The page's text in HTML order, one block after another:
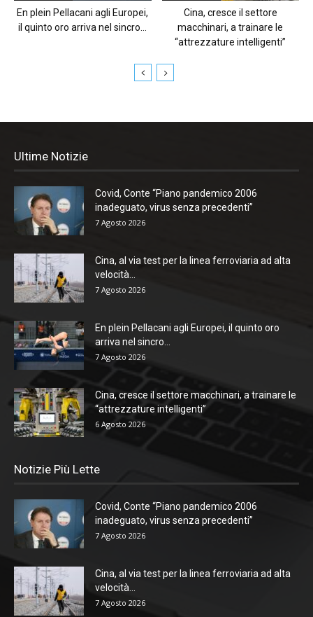
En plein Pellacani agli Europei,
il quinto oro arriva nel sincro...
Cina, cresce il settore
macchinari, a trainare le
“attrezzature intelligenti”
Ultime Notizie
Covid, Conte “Piano pandemico 2006
inadeguato, virus senza precedenti”
7 Agosto 2026
Cina, al via test per la linea ferroviaria ad alta
velocità...
7 Agosto 2026
En plein Pellacani agli Europei, il quinto oro
arriva nel sincro...
7 Agosto 2026
Cina, cresce il settore macchinari, a trainare le
“attrezzature intelligenti”
6 Agosto 2026
Notizie Più Lette
Covid, Conte “Piano pandemico 2006
inadeguato, virus senza precedenti”
7 Agosto 2026
Cina, al via test per la linea ferroviaria ad alta
velocità...
7 Agosto 2026